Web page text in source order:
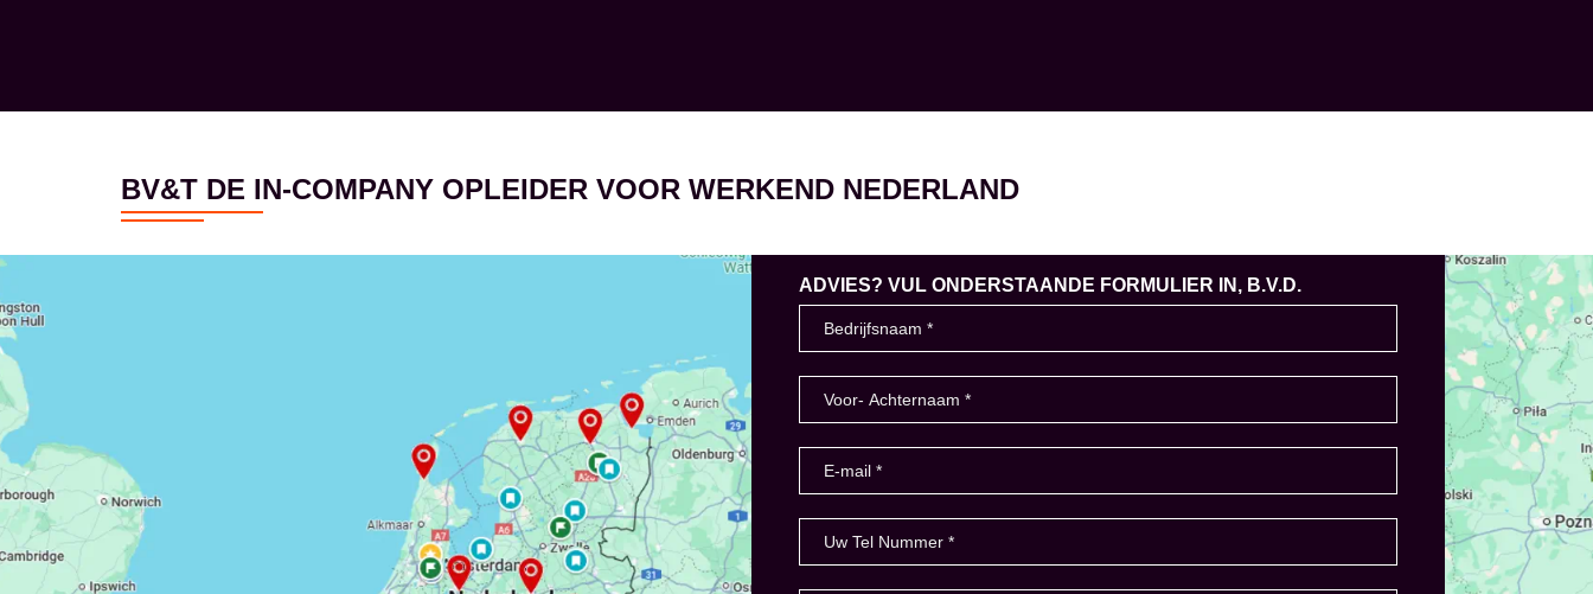
BV&T DE IN-COMPANY OPLEIDER VOOR WERKEND NEDERLAND
ADVIES? VUL ONDERSTAANDE FORMULIER IN, B.V.D.